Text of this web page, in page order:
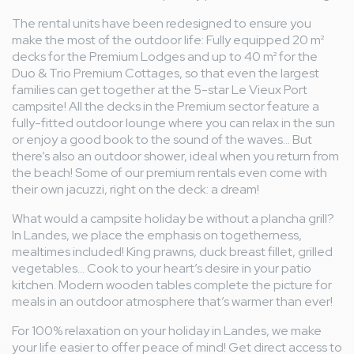
The rental units have been redesigned to ensure you
make the most of the outdoor life: Fully equipped 20 m²
decks for the Premium Lodges and up to 40 m² for the
Duo & Trio Premium Cottages, so that even the largest
families can get together at the 5-star Le Vieux Port
campsite! All the decks in the Premium sector feature a
fully-fitted outdoor lounge where you can relax in the sun
or enjoy a good book to the sound of the waves... But
there’s also an outdoor shower, ideal when you return from
the beach! Some of our premium rentals even come with
their own jacuzzi, right on the deck: a dream!
What would a campsite holiday be without a plancha grill?
In Landes, we place the emphasis on togetherness,
mealtimes included! King prawns, duck breast fillet, grilled
vegetables... Cook to your heart’s desire in your patio
kitchen. Modern wooden tables complete the picture for
meals in an outdoor atmosphere that’s warmer than ever!
For 100% relaxation on your holiday in Landes, we make
your life easier to offer peace of mind! Get direct access to
From 13/06/2026 to 27/06/2026
Family with child(ren)
Avis hébergement
thumb_up La literie
Manque de vaisselle
Avis général
Séjour parfait. Personnel à l’écoute
Marianne C France 8,9/ 10
From 13/06/2026 to 20/06/2026
Senior Couple
Avis hébergement
thumb_upL'espace intérieur qu'offre ce Lodge. Les deux salles de
bains, le confort en général
thumb_downJuste un bémol sur la vaisselle qui n'est pas en très
grand nombre ce qui oblige à faire tourner le lave vaisselle
déjeuner si l'on veut la réutiliser pour le dîner.